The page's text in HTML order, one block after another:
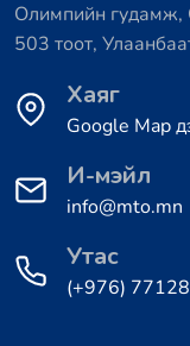
Олимпийн гудамж,
503 тоот,
Хаяг
Google Map
И-мэйл
info@mto.mn
Утас
(+976)